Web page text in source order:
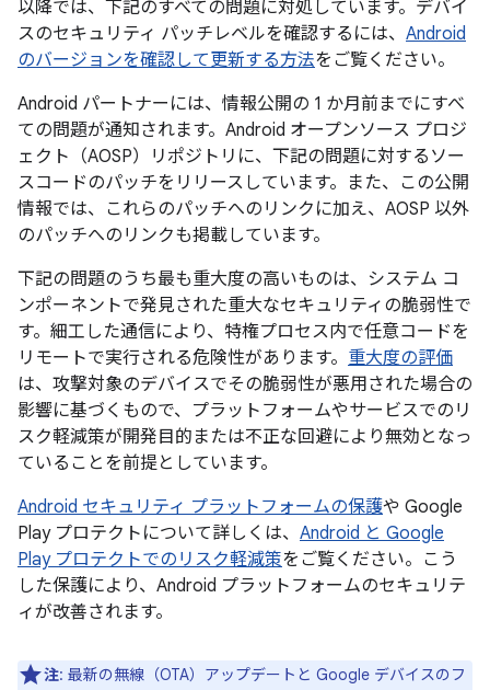
以降では、下記のすべての問題に対処しています。デバイ
スのセキュリティ パッチレベルを確認するには、 Android
のバージョンを確認して更新する方法をご覧ください。
Android パートナーには、情報公開の 1 か月前までにすべ
ての問題が通知されます。Android オープンソース プロジ
ェクト（AOSP）リポジトリに、下記の問題に対するソー
スコードのパッチをリリースしています。また、この公開
情報では、これらのパッチへのリンクに加え、AOSP 以外
のパッチへのリンクも掲載しています。
下記の問題のうち最も重大度の高いものは、システム コ
ンポーネントで発見された重大なセキュリティの脆弱性で
す。細工した通信により、特権プロセス内で任意コードを
リモートで実行される危険性があります。 重大度の評価
は、攻撃対象のデバイスでその脆弱性が悪用された場合の
影響に基づくもので、プラットフォームやサービスでのリ
スク軽減策が開発目的または不正な回避により無効となっ
ていることを前提としています。
Android セキュリティ プラットフォームの保護や Google
Play プロテクトについて詳しくは、 Android と Google
Play プロテクトでのリスク軽減策をご覧ください。こう
した保護により、Android プラットフォームのセキュリテ
ィが改善されます。
注: 最新の無線（OTA）アップデートと Google デバイスのフ